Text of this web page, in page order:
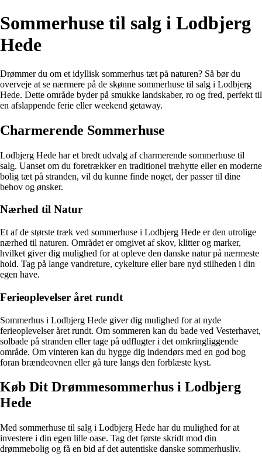
Sommerhuse til salg i Lodbjerg
Hede
Drømmer du om et idyllisk sommerhus tæt på naturen? Så bør du
overveje at se nærmere på de skønne sommerhuse til salg i Lodbjerg
Hede. Dette område byder på smukke landskaber, ro og fred, perfekt til
en afslappende ferie eller weekend getaway.
Charmerende Sommerhuse
Lodbjerg Hede har et bredt udvalg af charmerende sommerhuse til
salg. Uanset om du foretrækker en traditionel træhytte eller en moderne
bolig tæt på stranden, vil du kunne finde noget, der passer til dine
behov og ønsker.
Nærhed til Natur
Et af de største træk ved sommerhuse i Lodbjerg Hede er den utrolige
nærhed til naturen. Området er omgivet af skov, klitter og marker,
hvilket giver dig mulighed for at opleve den danske natur på nærmeste
hold. Tag på lange vandreture, cykelture eller bare nyd stilheden i din
egen have.
Ferieoplevelser året rundt
Sommerhus i Lodbjerg Hede giver dig mulighed for at nyde
ferieoplevelser året rundt. Om sommeren kan du bade ved Vesterhavet,
solbade på stranden eller tage på udflugter i det omkringliggende
område. Om vinteren kan du hygge dig indendørs med en god bog
foran brændeovnen eller gå ture langs den forblæste kyst.
Køb Dit Drømmesommerhus i Lodbjerg
Hede
Med sommerhuse til salg i Lodbjerg Hede har du mulighed for at
investere i din egen lille oase. Tag det første skridt mod din
drømmebolig og få en bid af det autentiske danske sommerhusliv.